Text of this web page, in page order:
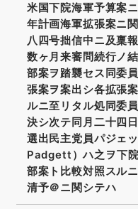
米国下院海軍予算案
年計画海軍拡張案ニ
八四号拙信中ニ及稟
数ヶ月来審問続行ノ
部案ヲ踏襲セス同委
張案ヲ案出シ各拡張
ルニ至リタル処同委
決シ次テ同月二十四
選出民主党員パジェ
Padgett）ハ之ヲ下
部案ト比較対照スル
清予＠ニ関シテハ